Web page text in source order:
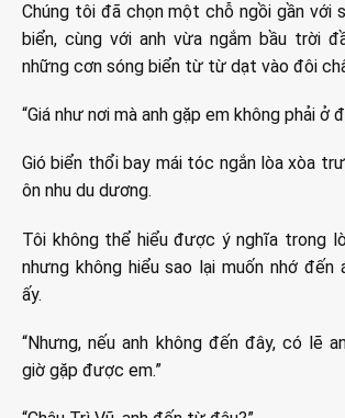
Chúng tôi đã chọn một chỗ ngồi gần với
biển, cùng với anh vừa ngắm bầu trời
những cơn sóng biển từ từ dạt vào đôi
“Giá như nơi mà anh gặp em không phải ở
Gió biển thổi bay mái tóc ngắn lòa xòa
ôn nhu du dương.
Tôi không thể hiểu được ý nghĩa trong
nhưng không hiểu sao lại muốn nhớ đến
ấy.
“Nhưng, nếu anh không đến đây, có lẽ
giờ gặp được em.”